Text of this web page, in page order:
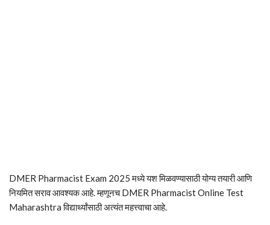
DMER Pharmacist Exam 2025 मध्ये यश मिळवण्यासाठी योग्य तयारी आणि
नियमित सराव आवश्यक आहे. म्हणूनच DMER Pharmacist Online Test
Maharashtra विद्यार्थ्यांसाठी अत्यंत महत्त्वाचा आहे.